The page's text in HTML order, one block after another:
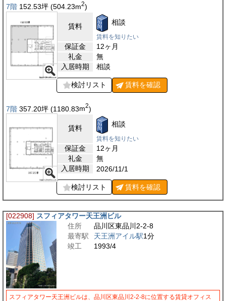
7階 152.53坪 (504.23m2)
賃料 相談
賃料を知りたい
保証金
12ヶ月
礼金
無
入居時期
相談
検討リスト 賃料を確認
7階 357.20坪 (1180.83m2)
賃料 相談
賃料を知りたい
保証金
12ヶ月
礼金
無
入居時期
2026/11/1
検討リスト 賃料を確認
[022908] スフィアタワー天王洲ビル
住所
品川区東品川2-2-8
最寄駅
天王洲アイル駅1分
竣工
1993/4
スフィアタワー天王洲ビルは、品川区東品川2-2-8に位置する賃貸オフィス